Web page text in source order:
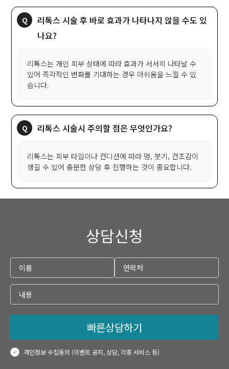
리톡스 시술 후 바로 효과가 나타나지 않을 수도 있
나요?
리톡스는 개인 피부 상태에 따라 효과가 서서히 나타날 수
있어 즉각적인 변화를 기대하는 경우 아쉬움을 느낄 수 있
습니다.
리톡스 시술시 주의할 점은 무엇인가요?
리톡스는 피부 타입이나 컨디션에 따라 멍, 붓기, 건조감이
생길 수 있어 충분한 상담 후 진행하는 것이 중요합니다.
상담신청
빠른상담하기
개인정보 수집동의 (이벤트 공지, 상담, 각종 서비스 등)